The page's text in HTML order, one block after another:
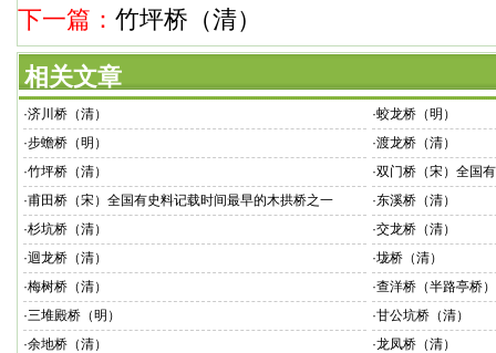
下一篇： 竹坪桥（清）
相关文章
·济川桥（清） ·蛟龙桥（明）
·步蟾桥（明） ·渡龙桥（清）
·竹坪桥（清） ·双门桥（宋）全国
·甫田桥（宋）全国有史料记载时间最早的木拱桥之一 ·东溪桥（清）
·杉坑桥（清） ·交龙桥（清）
·迴龙桥（清） ·垅桥（清）
·梅树桥（清） ·查洋桥（半路亭桥）
·三堆殿桥（明） ·甘公坑桥（清）
·余地桥（清） ·龙凤桥（清）